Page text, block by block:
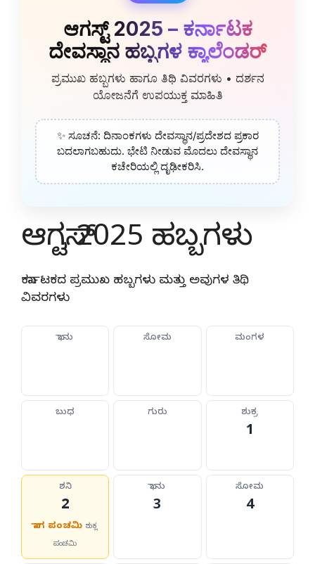
ಆಗಸ್ಟ್ 2025 – ಕರ್ನಾಟಕ
ದೇವಸ್ಥಾನ ಹಬ್ಬಗಳ ಕ್ಯಾಲೆಂಡರ್
ಪ್ರಮುಖ ಹಬ್ಬಗಳು ಹಾಗೂ ತಿಥಿ ವಿವರಗಳು • ದರ್ಶನ
ಯೋಜನೆಗೆ ಉಪಯುಕ್ತ ಮಾಹಿತಿ
✨ ಸೂಚನೆ: ದಿನಾಂಕಗಳು ದೇವಸ್ಥಾನ/ಪ್ರದೇಶದ ಪ್ರಕಾರ
ಬದಲಾಗಬಹುದು. ಭೇಟಿ ನೀಡುವ ಮೊದಲು ದೇವಸ್ಥಾನ
ಕಚೇರಿಯಲ್ಲಿ ದೃಢೀಕರಿಸಿ.
ಆಗಸ್ಟ್ 2025 ಹಬ್ಬಗಳು
ಕರ್ನಾಟಕದ ಪ್ರಮುಖ ಹಬ್ಬಗಳು ಮತ್ತು ಅವುಗಳ ತಿಥಿ
ವಿವರಗಳು
ಭಾನು ಸೋಮ ಮಂಗಳ
ಬುಧ ಗುರು ಶುಕ್ರ
1
ಶನಿ
2
ನಾಗ ಪಂಚಮಿ ಶುಕ್ಲ
ಪಂಚಮಿ
ಭಾನು
3
ಸೋಮ
4